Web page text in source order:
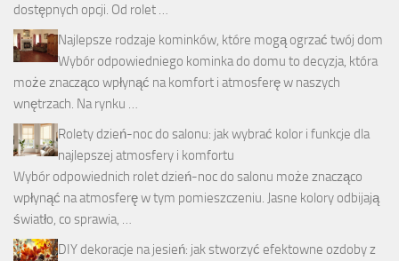
dostępnych opcji. Od rolet …
Najlepsze rodzaje kominków, które mogą ogrzać twój dom
Wybór odpowiedniego kominka do domu to decyzja, która
może znacząco wpłynąć na komfort i atmosferę w naszych
wnętrzach. Na rynku …
Rolety dzień-noc do salonu: jak wybrać kolor i funkcje dla
najlepszej atmosfery i komfortu
Wybór odpowiednich rolet dzień-noc do salonu może znacząco
wpłynąć na atmosferę w tym pomieszczeniu. Jasne kolory odbijają
światło, co sprawia, …
DIY dekoracje na jesień: jak stworzyć efektowne ozdoby z